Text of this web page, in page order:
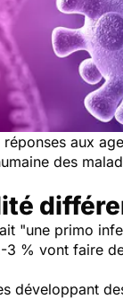
aux
des
"une primo
% vont faire
développant